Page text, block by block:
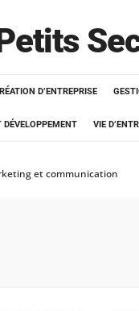
D’ENTREPRISE
DÉVELOPPEMENT VIE
et communication